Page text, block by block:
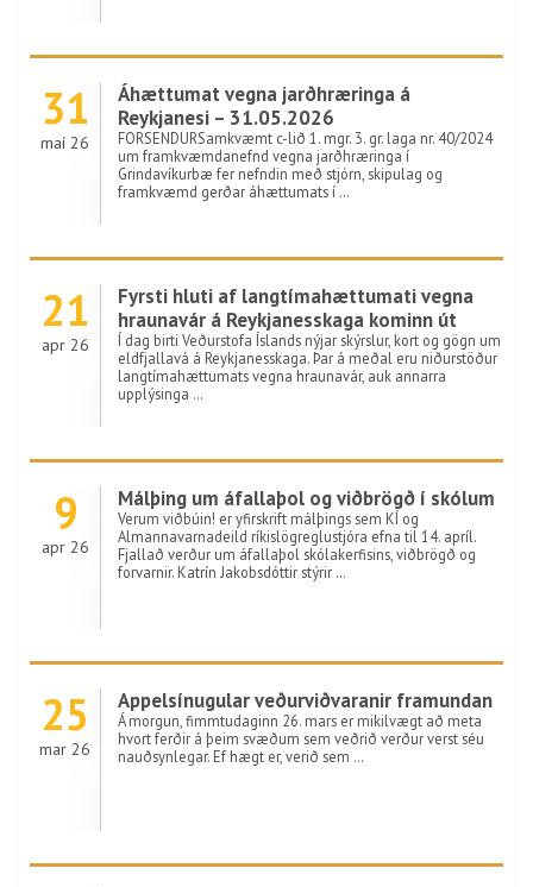
31
maí 26
Áhættumat vegna jarðhræringa á
Reykjanesi – 31.05.2026
FORSENDURSamkvæmt c-lið 1. mgr. 3. gr. laga nr. 40/2024
um framkvæmdanefnd vegna jarðhræringa í
Grindavíkurbæ fer nefndin með stjórn, skipulag og
framkvæmd gerðar áhættumats í …
21
apr 26
Fyrsti hluti af langtímahættumati vegna
hraunavár á Reykjanesskaga kominn út
Í dag birti Veðurstofa Íslands nýjar skýrslur, kort og gögn um
eldfjallavá á Reykjanesskaga. Þar á meðal eru niðurstöður
langtímahættumats vegna hraunavár, auk annarra
upplýsinga …
9
apr 26
Málþing um áfallaþol og viðbrögð í skólum
Verum viðbúin! er yfirskrift málþings sem KÍ og
Almannavarnadeild ríkislögreglustjóra efna til 14. apríl.
Fjallað verður um áfallaþol skólakerfisins, viðbrögð og
forvarnir. Katrín Jakobsdóttir stýrir …
25
mar 26
Appelsínugular veðurviðvaranir framundan
Á morgun, fimmtudaginn 26. mars er mikilvægt að meta
hvort ferðir á þeim svæðum sem veðrið verður verst séu
nauðsynlegar. Ef hægt er, verið sem …